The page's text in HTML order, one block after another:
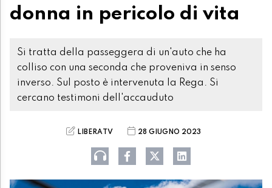
donna in pericolo di vita
Si tratta della passeggera di un'auto che ha
colliso con una seconda che proveniva in senso
inverso. Sul posto è intervenuta la Rega. Si
cercano testimoni dell'accauduto
LIBERATV 28 GIUGNO 2023